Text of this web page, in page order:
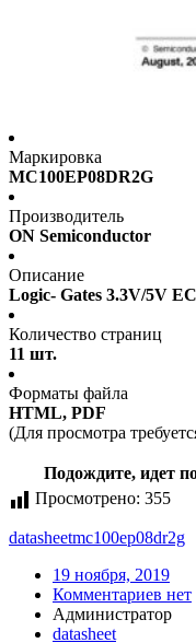
Маркировка
MC100EP08DR2G
Производитель
ON Semiconductor
Описание
Logic- Gates 3.3V/5V
Количество страниц
11 шт.
Форматы файла
HTML, PDF
(Для просмотра
Подождите, идет
Просмотрено: 355
datasheetmc100ep08dr2g
19 ноября, 2019
Комментариев нет
Администратор
datasheet